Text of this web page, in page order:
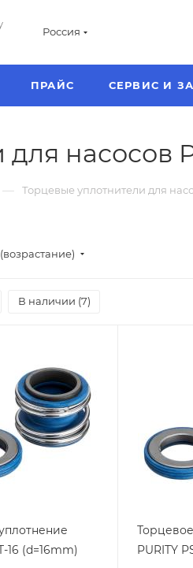
Россия
ПРАЙС СЕРВИС И
для насосов
— Торцевые уплотнители для
В наличии (7)
16 (d=16mm)
PURITY